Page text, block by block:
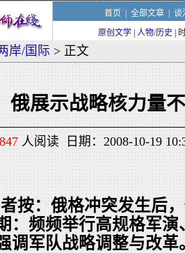
首页 全部文章| 谈
原创文学 人物/历史
岸/国际 > 正文
俄展示战略核力量
人阅读 日期：2008-10-19
按：俄格冲突发生后
：频频举行高规格军
调军队战略调整与改革